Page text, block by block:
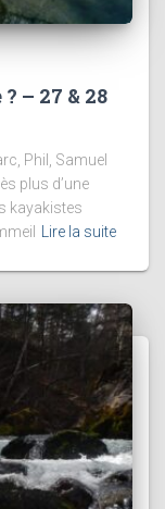
– 27 & 28
Phil, Samuel
plus d’une
kayakistes
Lire la suite